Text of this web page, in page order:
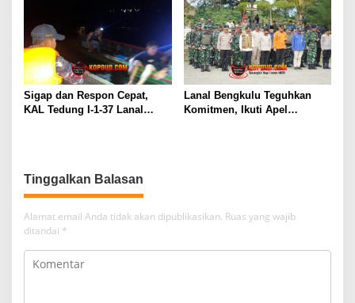
Sigap dan Respon Cepat,
KAL Tedung I-1-37 Lanal
Lanal Bengkulu Teguhkan
Komitmen, Ikuti Apel
Tinggalkan Balasan
Alamat email Anda tidak akan dipublikasikan. Ruas yang wajib
ditandai *